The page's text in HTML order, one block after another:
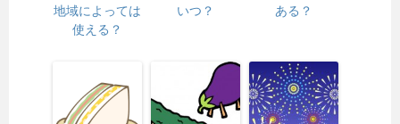
地域によっては
使える？
いつ？
ある？